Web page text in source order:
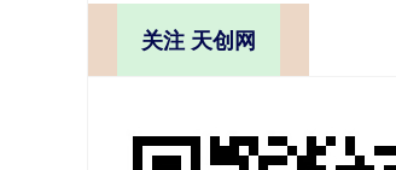
关注 天创网